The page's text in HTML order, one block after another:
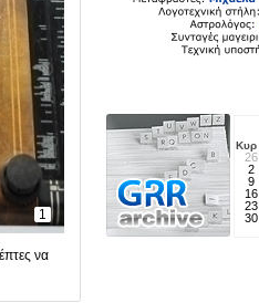
1
να
Κυρ
26
2
9
16
23
30